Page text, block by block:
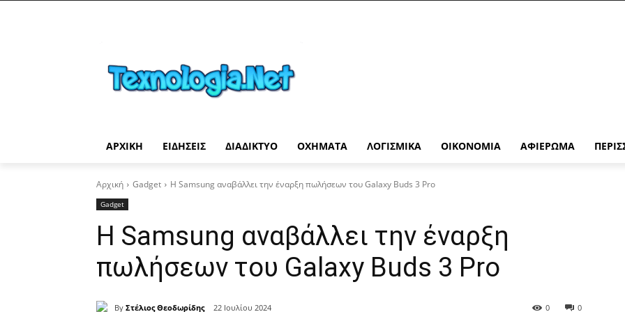
ΑΡΧΙΚΉ ΕΙΔΉΣΕΙΣ ΔΙΑΔΊΚΤΥΟ ΟΧΉΜΑΤΑ ΛΟΓΙΣΜΙΚΆ ΟΙΚΟΝΟΜΊΑ ΑΦΙΈΡΩΜΑ
Αρχική Gadget Η Samsung αναβάλλει την έναρξη πωλήσεων του Galaxy Buds 3 Pro
Gadget
Η Samsung αναβάλλει την έναρξη
πωλήσεων του Galaxy Buds 3 Pro
By Στέλιος Θεοδωρίδης 22 Ιουλίου 2024 0
0